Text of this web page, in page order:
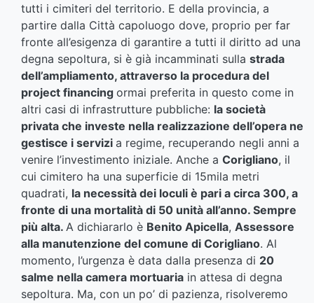
tutti i cimiteri del territorio. E della provincia, a
partire dalla Città capoluogo dove, proprio per far
fronte all’esigenza di garantire a tutti il diritto ad una
degna sepoltura, si è già incamminati sulla strada
dell’ampliamento, attraverso la procedura del
project financing ormai preferita in questo come in
altri casi di infrastrutture pubbliche: la società
privata che investe nella realizzazione dell’opera ne
gestisce i servizi a regime, recuperando negli anni a
venire l’investimento iniziale. Anche a Corigliano, il
cui cimitero ha una superficie di 15mila metri
quadrati, la necessità dei loculi è pari a circa 300, a
fronte di una mortalità di 50 unità all’anno. Sempre
più alta. A dichiararlo è Benito Apicella, Assessore
alla manutenzione del comune di Corigliano. Al
momento, l’urgenza è data dalla presenza di 20
salme nella camera mortuaria in attesa di degna
sepoltura. Ma, con un po’ di pazienza, risolveremo